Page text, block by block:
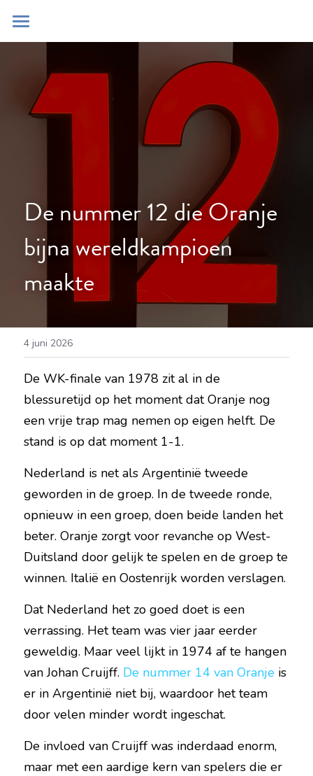
Home
Blog
Contact
De nummer 12 die Oranje
bijna wereldkampioen
maakte
4 juni 2026
De WK-finale van 1978 zit al in de
blessuretijd op het moment dat Oranje nog
een vrije trap mag nemen op eigen helft. De
stand is op dat moment 1-1.
Nederland is net als Argentinië tweede
geworden in de groep. In de tweede ronde,
opnieuw in een groep, doen beide landen het
beter. Oranje zorgt voor revanche op West-
Duitsland door gelijk te spelen en de groep te
winnen. Italië en Oostenrijk worden verslagen.
Dat Nederland het zo goed doet is een
verrassing. Het team was vier jaar eerder
geweldig. Maar veel lijkt in 1974 af te hangen
van Johan Cruijff. De nummer 14 van Oranje is
er in Argentinië niet bij, waardoor het team
door velen minder wordt ingeschat.
De invloed van Cruijff was inderdaad enorm,
maar met een aardige kern van spelers die er